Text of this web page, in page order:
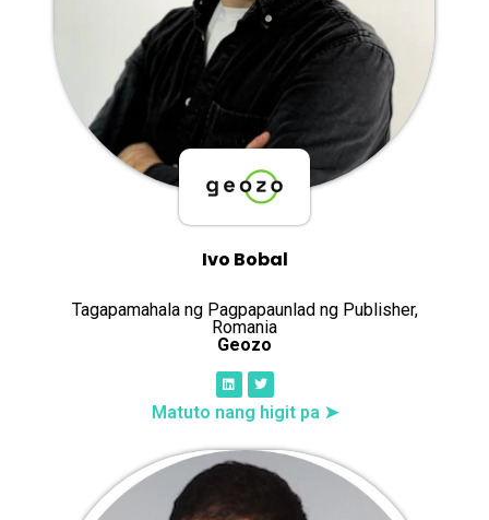
Ivo Bobal
Tagapamahala ng Pagpapaunlad ng Publisher,
Romania
Geozo
Matuto nang higit pa ➤